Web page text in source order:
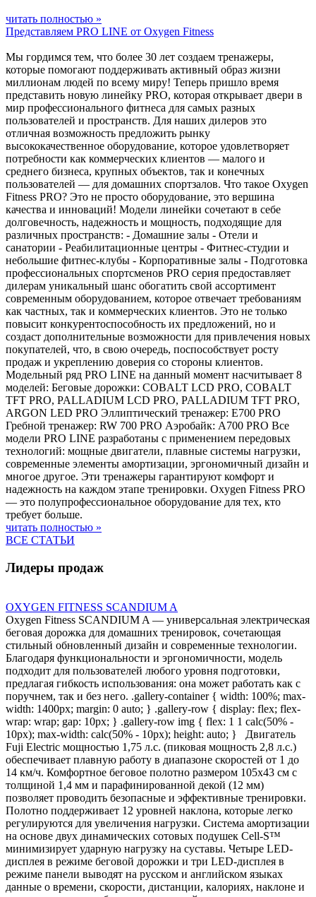
читать полностью »
Представляем PRO LINE от Oxygen Fitness
Мы гордимся тем, что более 30 лет создаем тренажеры,
которые помогают поддерживать активный образ жизни
миллионам людей по всему миру! Теперь пришло время
представить новую линейку PRO, которая открывает двери в
мир профессионального фитнеса для самых разных
пользователей и пространств. Для наших дилеров это
отличная возможность предложить рынку
высококачественное оборудование, которое удовлетворяет
потребности как коммерческих клиентов — малого и
среднего бизнеса, крупных объектов, так и конечных
пользователей — для домашних спортзалов. Что такое Oxygen
Fitness PRO? Это не просто оборудование, это вершина
качества и инноваций! Модели линейки сочетают в себе
долговечность, надежность и мощность, подходящие для
различных пространств: - Домашние залы - Отели и
санатории - Реабилитационные центры - Фитнес-студии и
небольшие фитнес-клубы - Корпоративные залы - Подготовка
профессиональных спортсменов PRO серия предоставляет
дилерам уникальный шанс обогатить свой ассортимент
современным оборудованием, которое отвечает требованиям
как частных, так и коммерческих клиентов. Это не только
повысит конкурентоспособность их предложений, но и
создаст дополнительные возможности для привлечения новых
покупателей, что, в свою очередь, поспособствует росту
продаж и укреплению доверия со стороны клиентов.
Модельный ряд PRO LINE на данный момент насчитывает 8
моделей: Беговые дорожки: COBALT LCD PRO, COBALT
TFT PRO, PALLADIUM LCD PRO, PALLADIUM TFT PRO,
ARGON LED PRO Эллиптический тренажер: E700 PRO
Гребной тренажер: RW 700 PRO Аэробайк: A700 PRO Все
модели PRO LINE разработаны с применением передовых
технологий: мощные двигатели, плавные системы нагрузки,
современные элементы амортизации, эргономичный дизайн и
многое другое. Эти тренажеры гарантируют комфорт и
надежность на каждом этапе тренировки. Oxygen Fitness PRO
— это полупрофессиональное оборудование для тех, кто
требует больше.
читать полностью »
ВСЕ СТАТЬИ
Лидеры продаж
OXYGEN FITNESS SCANDIUM A
Oxygen Fitness SCANDIUM A — универсальная электрическая
беговая дорожка для домашних тренировок, сочетающая
стильный обновленный дизайн и современные технологии.
Благодаря функциональности и эргономичности, модель
подходит для пользователей любого уровня подготовки,
предлагая гибкость использования: она может работать как с
поручнем, так и без него. .gallery-container { width: 100%; max-
width: 1400px; margin: 0 auto; } .gallery-row { display: flex; flex-
wrap: wrap; gap: 10px; } .gallery-row img { flex: 1 1 calc(50% -
10px); max-width: calc(50% - 10px); height: auto; } Двигатель
Fuji Electric мощностью 1,75 л.с. (пиковая мощность 2,8 л.с.)
обеспечивает плавную работу в диапазоне скоростей от 1 до
14 км/ч. Комфортное беговое полотно размером 105х43 см с
толщиной 1,4 мм и парафинированной декой (12 мм)
позволяет проводить безопасные и эффективные тренировки.
Полотно поддерживает 12 уровней наклона, которые легко
регулируются для увеличения нагрузки. Система амортизации
на основе двух динамических сотовых подушек Cell-S™
минимизирует ударную нагрузку на суставы. Четыре LED-
дисплея в режиме беговой дорожки и три LED-дисплея в
режиме панели выводят на русском и английском языках
данные о времени, скорости, дистанции, калориях, наклоне и